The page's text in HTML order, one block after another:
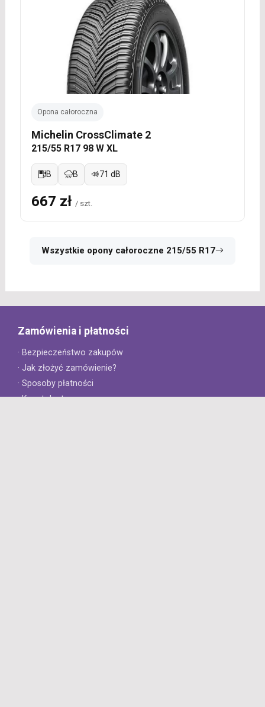
Opona całoroczna
Michelin CrossClimate 2
215/55 R17 98 W XL
B B 71 dB
667 zł / szt.
Wszystkie opony całoroczne 215/55 R17
Zamówienia i płatności
· Bezpieczeństwo zakupów
· Jak złożyć zamówienie?
· Sposoby płatności
· Koszt dostawy